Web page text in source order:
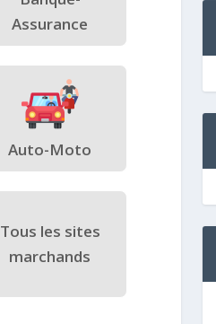
Assurance
Auto-Moto
Tous les sites
marchands